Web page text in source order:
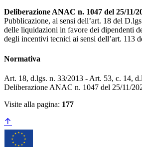
Deliberazione ANAC n. 1047 del 25/11/
Pubblicazione, ai sensi dell’art. 18 del
delle liquidazioni in favore dei dipendenti
degli incentivi tecnici ai sensi dell’art. 113
Normativa
Art. 18, d.lgs. n. 33/2013 - Art. 53, c. 14,
Deliberazione ANAC n. 1047 del 25/11/
Visite alla pagina: 177